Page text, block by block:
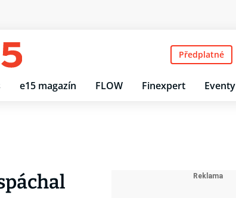
e15 magazín FLOW Finexpert Eventy
Předplatné